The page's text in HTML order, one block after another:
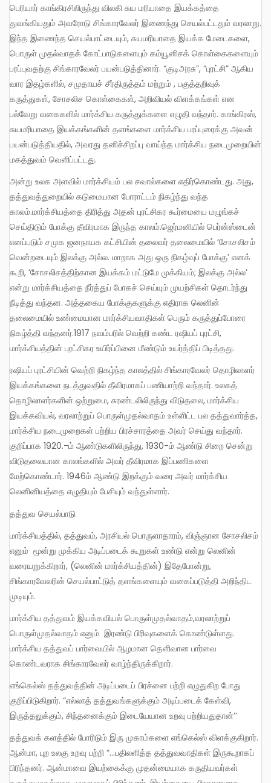
பெரியார் காங்கிரசிலிருந்து விலகி சுய மரியாதை இயக்கத்தை
துவங்கியதும் அவரோடு சிங்காரவேலர் இணைந்து செயல்பட்டதும் வரலாறு.
இந்த இணைந்த செயல்பாட்டையும், சுயமரியாதை இயக்க மேடைகளை,
பொருள் முதல்வாதக் கோட்பாடுகளையும் கம்யூனிசக் கொள்கைகளையும்
பரப்புவதற்கு சிங்காரவேலர் பயன்படுத்தினார். “குடிஅரசு”, “புரட்சி” ஆகிய
வார இதழ்களில், சமுதாயச் சீர்திருத்தம் மற்றும் , பகுத்தறிவுக்
கருத்துகள், சோசலிச கொள்கைகள், அறிவியல் விளக்கங்கள் என
பல்வேறு வகைகளில் மார்க்சிய கருத்துக்களை எழுதி வந்தார். காங்கிரஸ்,
சுயமரியாதை இயக்கங்களின் தளங்களை மார்க்சிய பரப்புரைக்கு அவன்
பயன்படுத்தியதில், அவரது தனிச்சிறப்பு வாய்ந்த மார்க்சிய நடைமுறையின்
மகத்துவம் வெளிப்பட்டது.
அன்று உலக அளவில் மார்க்சியம் பல சவால்களை எதிர்கொண்டது. அது,
தத்துவத்துறையில் கடுமையான போராட்டம் நிகழ்ந்து வந்த
காலம்.மார்க்சியத்தை திரித்து அதன் புரட்சிகர கூர்மையை மழுங்கச்
செய்திடும் போக்கு தீவிரமாக இருந்த காலம்.ஜெர்மனியில் பெர்ன்ஸ்டைன்
எனப்படும் சமுக ஜனநாயக கட்சியின் தலைவர் தலைமையில் ‘சோசலிசம்
வென்றடையும் இலக்கு அல்ல. மாறாக அது ஒரு நிகழ்வுப் போக்கு’ எனக்
கூறி, ‘சோசலிசத்திற்கான இயக்கம் மட்டுமே முக்கியம்; இலக்கு அல்ல’
என்று மார்க்சியத்தை நீர்த்துப் போகச் செய்யும் முயற்சிகள் தொடர்ந்து
நீடித்து வந்தன. அத்தகைய போக்குகளுக்கு எதிராக லெனின்
தலைமையில் உண்மையான மார்க்சியவாதிகள் பெரும் கருத்துப்போரை
நிகழ்த்தி வந்தனர்.1917 நவம்பரில் வெற்றி கண்ட ரஷியப் புரட்சி,
மார்க்சியத்தின் புரட்சிகர உயிர்ப்பினை மீண்டும் உயர்த்திப் பிடித்தது.
ரஷியப் புரட்சியின் வெற்றி நிகழ்ந்த காலத்தில் சிங்காரவேலர் தொழிலாளர்
இயக்கங்களை நடத்துவதில் தீவிரமாகப் பணியாற்றி வந்தார். உலகத்
தொழிலாளர்களின் ஒற்றுமை, சுரண்டலிலிருந்து விடுதலை, மார்க்சிய
இயக்கவியல், வரலாற்றுப் பொருள்முதல்வாதம் உள்ளிட்ட பல தத்துவார்த்த,
மார்க்சிய நடைமுறைகள் பற்றிய பிரச்சாரத்தை அவர் செய்து வந்தார்.
குறிப்பாக 1920.-ம் ஆண்டுகளிலிருந்து, 1930-ம் ஆண்டு சிறை சென்று
விடுதலையான காலங்களில் அவர் தீவிரமாக இப்பணிகளை
மேற்கொண்டார். 1946ம் ஆண்டு இறக்கும் வரை அவர் மார்க்சிய
லெனினியத்தை எழுதியும் பேசியும் வந்துள்ளார்.
தத்துவ செயல்பாடு
மார்க்சியத்தில், தத்துவம், அரசியல் பொருளாதாரம், விஞ்ஞான சோசலிசம்
எனும் மூன்று முக்கிய அடிப்படைக் கூறுகள் உண்டு என்று லெனின்
வரையறுக்கிறார், (லெனின் மார்க்சியத்தின்) இதேபோன்று,
சிங்காரவேலரின் செயல்பாட்டுத் தளங்களையும் வகைப்படுத்தி அறிந்திட
முடியும்.
மார்க்சிய தத்துவம் இயக்கவியல் பொருள்முதல்வாதம்,வரலாற்றுப்
பொருள்முதல்வாதம் எனும் இரண்டு பிரிவுகளைக் கொண்டுள்ளது.
மார்க்சிய தத்துவப் பார்வையில் ஆழமான தெளிவான பார்வை
கொண்டவராக சிங்காரவேலர் வாழ்ந்திருக்கிறார்.
எங்கெல்ஸ் தத்துவத்தின் அடிப்படைப் பிரச்னை பற்றி எழுதுகிற போது
குறிப்பிடுகிறார். “எல்லாத் தத்துவங்களுக்கும் அடிப்படைக் கேள்வி,
இருத்தலுக்கும், சிந்தனைக்கும் இடையேயான உறவு பற்றியதுதான்’’
தத்துவக் களத்தில் போரிடும் இரு முகாம்களை எங்கெல்ஸ் விளக்குகிறார்.
ஆன்மா, புற உலகு உறவு பற்றி “…பதிலளித்த தத்துவவாதிகள் இருகூறாகப்
பிரிந்தனர். ஆன்மாவை இயற்கைக்கு முதன்மையாக கருதியவர்கள்